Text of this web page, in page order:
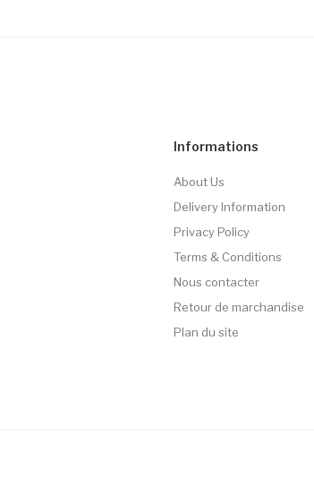
Informations
About Us
Delivery Information
Privacy Policy
Terms & Conditions
Nous contacter
Retour de marchandise
Plan du site